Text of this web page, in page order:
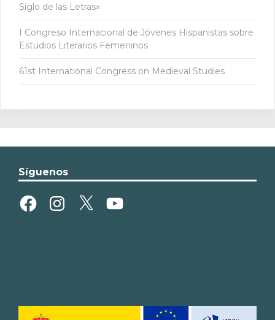
Siglo de las Letras»
I Congreso Internacional de Jóvenes Hispanistas sobre
Estudios Literarios Femeninos
61st International Congress on Medieval Studies
Síguenos
FacebookInstagram
X YouTube